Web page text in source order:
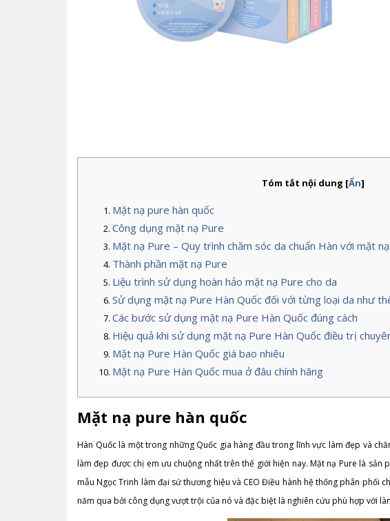
Tóm tắt nội dung [Ẩn]
Mặt nạ pure hàn quốc
Công dụng mặt nạ Pure
Mặt nạ Pure – Quy trình chăm sóc da chuẩn Hàn với mặt
Thành phần mặt nạ Pure
Liệu trình sử dụng hoàn hảo mặt nạ Pure cho da
Sử dụng mặt nạ Pure Hàn Quốc đối với từng loại da như
Các bước sử dụng mặt nạ Pure Hàn Quốc đúng cách
Hiệu quả khi sử dụng mặt nạ Pure Hàn Quốc điều trị
Mặt nạ Pure Hàn Quốc giá bao nhiêu
Mặt nạ Pure Hàn Quốc mua ở đâu chính hãng
Mặt nạ pure hàn quốc
Hàn Quốc là một trong những Quốc gia hàng đầu trong lĩnh vực làm đẹp và
làm đẹp được chị em ưu chuộng nhất trên thế giới hiện nay. Mặt nạ Pure là
mẫu Ngọc Trinh làm đại sứ thương hiệu và CEO Điều hành hệ thống phân phối
năm qua bởi công dụng vượt trội của nó và đặc biệt là nghiên cứu phù hợp với